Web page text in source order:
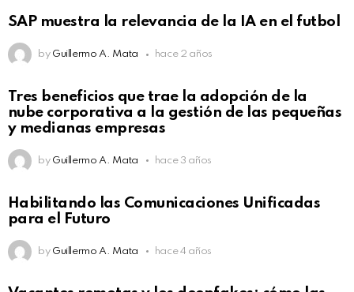
SAP muestra la relevancia de la IA en el futbol
by Guillermo A. Mata hace 2 años
Tres beneficios que trae la adopción de la
nube corporativa a la gestión de las pequeñas
y medianas empresas
by Guillermo A. Mata hace 3 años
Habilitando las Comunicaciones Unificadas
para el Futuro
by Guillermo A. Mata hace 4 años